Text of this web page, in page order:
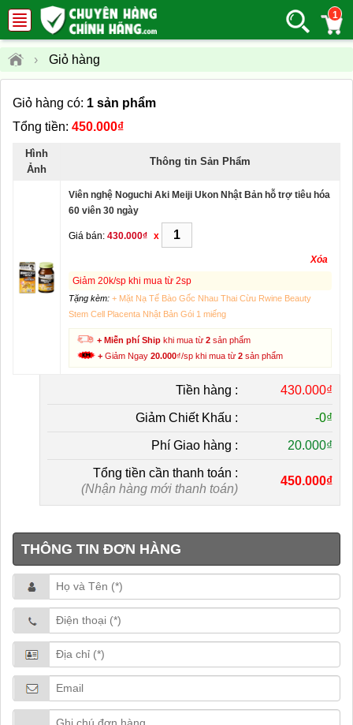
1
› Giỏ hàng
Giỏ hàng có: 1 sản phẩm
Tổng tiền: 450.000₫
Hình
Ảnh
Thông tin Sản Phẩm
Viên nghệ Noguchi Aki Meiji Ukon Nhật Bản hỗ trợ tiêu hóa
60 viên 30 ngày
Giá bán: 430.000₫ x
Xóa
Giảm 20k/sp khi mua từ 2sp
Tặng kèm: + Mặt Nạ Tế Bào Gốc Nhau Thai Cừu Rwine Beauty
Stem Cell Placenta Nhật Bản Gói 1 miếng
+ Miễn phí Ship khi mua từ 2 sản phẩm
+ Giảm Ngay20.000₫/sp khi mua từ2 sản phẩm
Tiền hàng : 430.000₫
Giảm Chiết Khấu : -0₫
Phí Giao hàng : 20.000₫
Tổng tiền cần thanh toán :
(Nhận hàng mới thanh toán)
450.000₫
THÔNG TIN ĐƠN HÀNG